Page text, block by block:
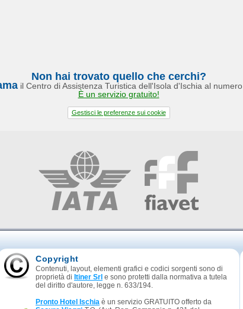
Non hai trovato quello che cerchi?
il Centro di Assistenza Turistica dell'Isola d'Ischia al numero
È un servizio gratuito!
Gestisci le preferenze sui cookie
Copyright
Contenuti, layout, elementi grafici e codici sorgenti sono di
proprietà di Itiner Srl e sono protetti dalla normativa a tutela
del diritto d'autore, legge n. 633/194.
Pronto Hotel Ischia è un servizio GRATUITO offerto da